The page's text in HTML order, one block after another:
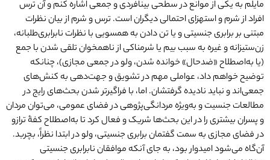
مایلم به یکی از موانع در سطحی بینافردی و جمعی اشاره کنم و آن ترس
افراد از شرم و استهزای احتمالی دیگران است. ترس و شرم از بیان نظرات
مبتنی بر برابری جنسیتی و یا تن دادن به همسویی با نظرات نابرابری‌طلبانه،
زن‌ستیزانه و غیره به سبب بیم یا شرمناکی از ناهمخوان تلقی‌ شدن با جمع
(یا به‌اصطلاح «ضدحال» خوانده‌ شدن، ولو در جمعی مجازی)، چنانکه
توضیح خواهم داد، عواملی مهم در تشویق و جهت‌دهی به کنش‌های
جمعی‌اند و نباید نادیده گرفتشان. اما، با فراگیرتر شدن بحث‌های رایج در
مطالعات جنسیت و به‌ویژه مردانگی‌پژوهی در فضای عمومی، می‌توان مردان
و پسران بیشتری را در این بحث‌ها شریک و فعال کرد تا به‌اصطلاح کفۀ ترازو
در فضای مجازی به سمت گفتمان برابری جنسیتی، ولو در ابتدا نظراً، بچربد.
آن‌گاه می‌شود امیدوار بود، به جای آنکه موافقان نابرابری جنسیتی